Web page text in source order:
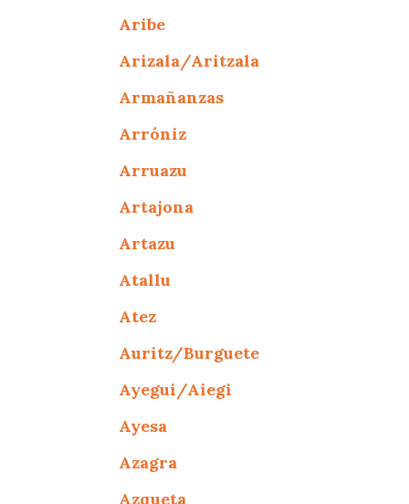
Aribe
Arizala/Aritzala
Armañanzas
Arróniz
Arruazu
Artajona
Artazu
Atallu
Atez
Auritz/Burguete
Ayegui/Aiegi
Ayesa
Azagra
Azqueta